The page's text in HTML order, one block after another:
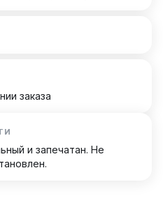
заказа
и запечатан. Не